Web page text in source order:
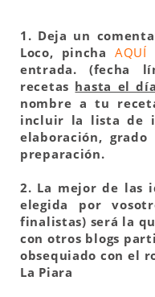
1. Deja un
Loco, pincha AQUÍ
entrada. (fecha
recetas hasta el
nombre a tu
incluir la lista de
elaboración,
preparación.
2. La mejor de las
elegida por
finalistas) será la
con otros blogs
obsequiado con el
La Piara